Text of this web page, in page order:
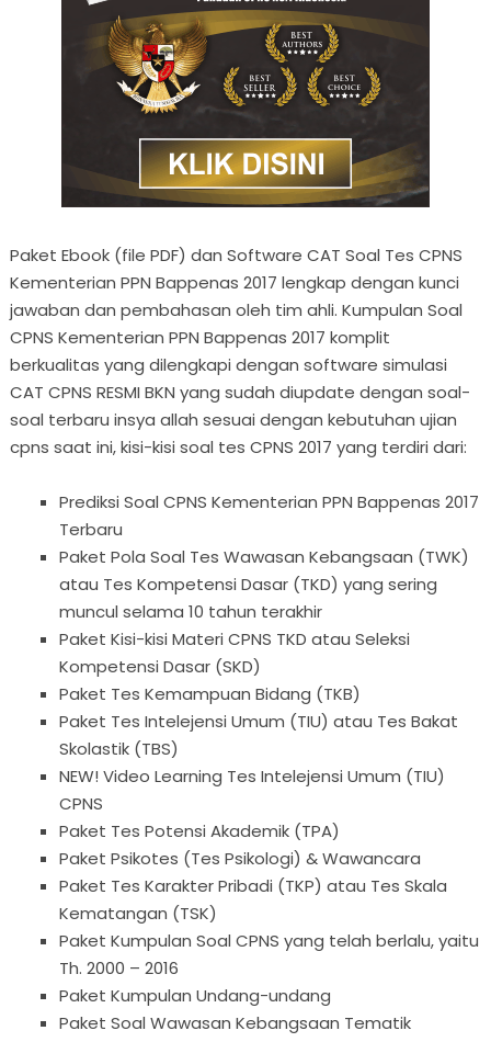
Paket Ebook (file PDF) dan Software CAT Soal Tes CPNS
Kementerian PPN Bappenas 2017 lengkap dengan kunci
jawaban dan pembahasan oleh tim ahli. Kumpulan Soal
CPNS Kementerian PPN Bappenas 2017 komplit
berkualitas yang dilengkapi dengan software simulasi
CAT CPNS RESMI BKN yang sudah diupdate dengan soal-
soal terbaru insya allah sesuai dengan kebutuhan ujian
cpns saat ini, kisi-kisi soal tes CPNS 2017 yang terdiri dari:
Prediksi Soal CPNS Kementerian PPN Bappenas 2017
Terbaru
Paket Pola Soal Tes Wawasan Kebangsaan (TWK)
atau Tes Kompetensi Dasar (TKD) yang sering
muncul selama 10 tahun terakhir
Paket Kisi-kisi Materi CPNS TKD atau Seleksi
Kompetensi Dasar (SKD)
Paket Tes Kemampuan Bidang (TKB)
Paket Tes Intelejensi Umum (TIU) atau Tes Bakat
Skolastik (TBS)
NEW! Video Learning Tes Intelejensi Umum (TIU)
CPNS
Paket Tes Potensi Akademik (TPA)
Paket Psikotes (Tes Psikologi) & Wawancara
Paket Tes Karakter Pribadi (TKP) atau Tes Skala
Kematangan (TSK)
Paket Kumpulan Soal CPNS yang telah berlalu, yaitu
Th. 2000 – 2016
Paket Kumpulan Undang-undang
Paket Soal Wawasan Kebangsaan Tematik